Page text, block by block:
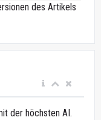
des Artikels
der höchsten AI.